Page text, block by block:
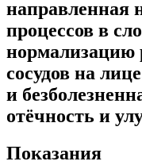
направленная
процессов в
нормализацию
сосудов на
и
отёчность и
Показания